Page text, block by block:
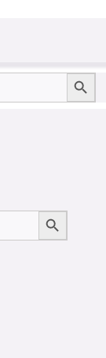
Botón de